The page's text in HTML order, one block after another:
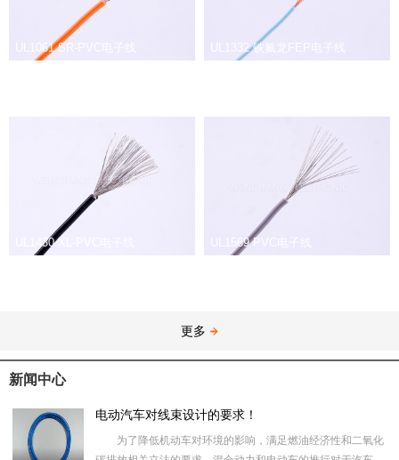
UL1061 SR-PVC电子线 UL1332 铁氟龙FEP电子线
UL1430 XL-PVC电子线 UL1569 PVC电子线
更多
新闻中心
电动汽车对线束设计的要求！
为了降低机动车对环境的影响，满足燃油经济性和二氧化